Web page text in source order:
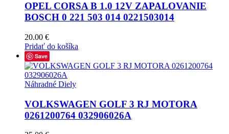
OPEL CORSA B 1.0 12V ZAPALOVANIE
BOSCH 0 221 503 014 0221503014
20.00 €
Pridať do košíka
Save
Náhradné Diely
VOLKSWAGEN GOLF 3 RJ MOTORA
0261200764 032906026A